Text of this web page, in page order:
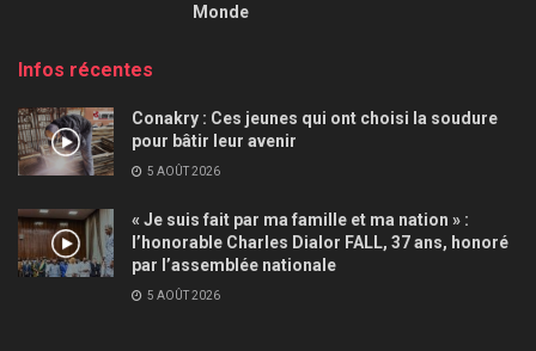
Monde
Infos récentes
Conakry : Ces jeunes qui ont choisi la soudure
pour bâtir leur avenir
5 AOÛT 2026
« Je suis fait par ma famille et ma nation » :
l’honorable Charles Dialor FALL, 37 ans, honoré
par l’assemblée nationale
5 AOÛT 2026